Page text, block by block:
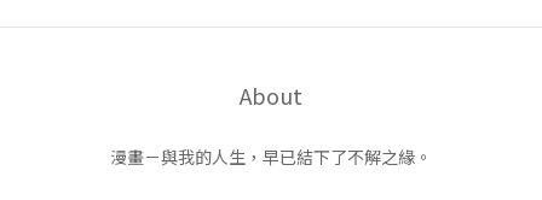
About
漫畫－與我的人生，早已結下了不解之緣。